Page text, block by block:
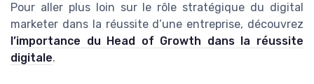
Pour aller plus loin sur le rôle stratégique du digital
marketer dans la réussite d’une entreprise, découvrez
l’importance du Head of Growth dans la réussite
digitale.